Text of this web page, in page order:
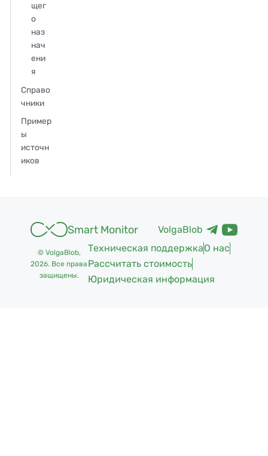
щег
о
наз
нач
ени
я
Справо
чники
Пример
ы
источн
иков
Smart Monitor VolgaBlob
© VolgaBlob,
2026. Все права
защищены.
Техническая поддержкаО нас
Рассчитать стоимость
Юридическая информация